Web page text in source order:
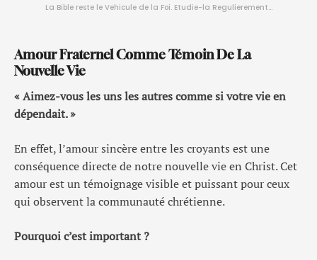
La Bible reste le Vehicule de la Foi. Etudie-la Regulierement…
Amour Fraternel Comme Témoin De La
Nouvelle Vie
« Aimez-vous les uns les autres comme si votre vie en
dépendait. »
En effet, l’amour sincère entre les croyants est une
conséquence directe de notre nouvelle vie en Christ. Cet
amour est un témoignage visible et puissant pour ceux
qui observent la communauté chrétienne.
Pourquoi c’est important ?